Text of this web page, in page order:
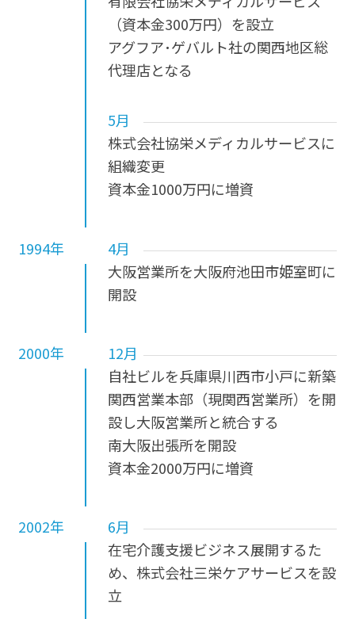
（資本金300万円）を設立
アグフア･ゲバルト社の関西地区総
代理店となる
5月
株式会社協栄メディカルサービスに
組織変更
資本金1000万円に増資
1994年
4月
大阪営業所を大阪府池田市姫室町に
開設
2000年
12月
自社ビルを兵庫県川西市小戸に新築
関西営業本部（現関西営業所）を開
設し大阪営業所と統合する
南大阪出張所を開設
資本金2000万円に増資
2002年
6月
在宅介護支援ビジネス展開するた
め、株式会社三栄ケアサービスを設
立